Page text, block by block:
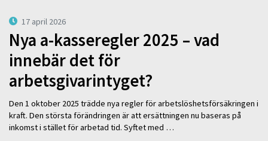
17 april 2026
Nya a-kasseregler 2025 – vad
innebär det för
arbetsgivarintyget?
Den 1 oktober 2025 trädde nya regler för arbetslöshetsförsäkringen i
kraft. Den största förändringen är att ersättningen nu baseras på
inkomst i stället för arbetad tid. Syftet med …